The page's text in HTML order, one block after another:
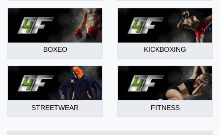
BOXEO KICKBOXING
STREETWEAR FITNESS